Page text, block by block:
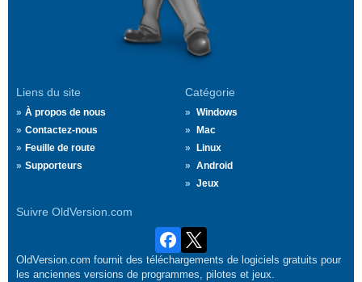
Liens du site
À propos de nous
Contactez-nous
Feuille de route
Supporteurs
Catégorie
Windows
Mac
Linux
Android
Jeux
Suivre OldVersion.com
OldVersion.com fournit des téléchargements de logiciels gratuits pour
les anciennes versions de programmes, pilotes et jeux.